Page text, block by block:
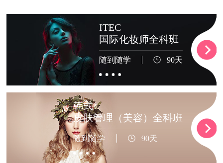
ITEC
国际化妆师全科班
随到随学 90天
韩式
皮肤管理（美容）全科班
随到随学 90天